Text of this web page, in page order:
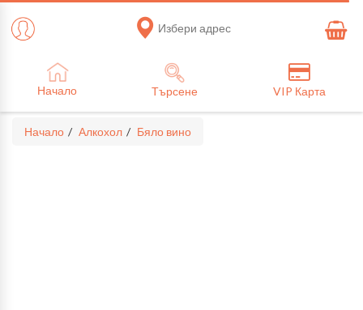
Избери адрес
Начало Търсене VIP Карта
Начало Алкохол Бяло вино